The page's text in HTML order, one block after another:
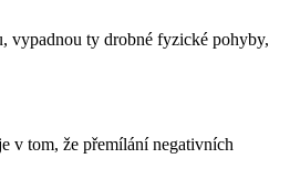
vypadnou ty drobné fyzické pohyby,
v tom, že přemílání negativních